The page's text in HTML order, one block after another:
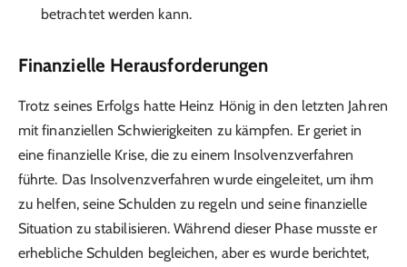
betrachtet werden kann.
Finanzielle Herausforderungen
Trotz seines Erfolgs hatte Heinz Hönig in den letzten Jahren
mit finanziellen Schwierigkeiten zu kämpfen. Er geriet in
eine finanzielle Krise, die zu einem Insolvenzverfahren
führte. Das Insolvenzverfahren wurde eingeleitet, um ihm
zu helfen, seine Schulden zu regeln und seine finanzielle
Situation zu stabilisieren. Während dieser Phase musste er
erhebliche Schulden begleichen, aber es wurde berichtet,